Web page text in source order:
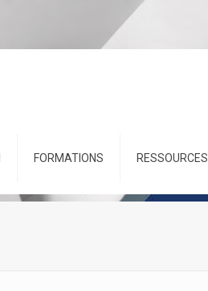
FORMATIONS RESSOURCES